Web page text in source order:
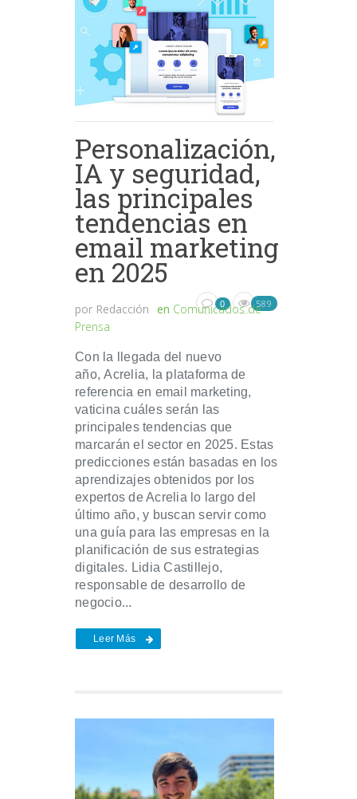
Personalización,
IA y seguridad,
las principales
tendencias en
email marketing
en 2025
por Redacción en Comunicados de
Prensa
0 589
Con la llegada del nuevo
año, Acrelia, la plataforma de
referencia en email marketing,
vaticina cuáles serán las
principales tendencias que
marcarán el sector en 2025. Estas
predicciones están basadas en los
aprendizajes obtenidos por los
expertos de Acrelia lo largo del
último año, y buscan servir como
una guía para las empresas en la
planificación de sus estrategias
digitales. Lidia Castillejo,
responsable de desarrollo de
negocio...
Leer Más